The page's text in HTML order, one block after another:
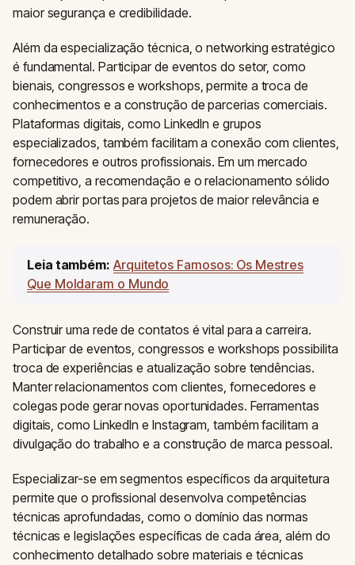
maior segurança e credibilidade.
Além da especialização técnica, o networking estratégico
é fundamental. Participar de eventos do setor, como
bienais, congressos e workshops, permite a troca de
conhecimentos e a construção de parcerias comerciais.
Plataformas digitais, como LinkedIn e grupos
especializados, também facilitam a conexão com clientes,
fornecedores e outros profissionais. Em um mercado
competitivo, a recomendação e o relacionamento sólido
podem abrir portas para projetos de maior relevância e
remuneração.
Leia também: Arquitetos Famosos: Os Mestres
Que Moldaram o Mundo
Construir uma rede de contatos é vital para a carreira.
Participar de eventos, congressos e workshops possibilita
troca de experiências e atualização sobre tendências.
Manter relacionamentos com clientes, fornecedores e
colegas pode gerar novas oportunidades. Ferramentas
digitais, como LinkedIn e Instagram, também facilitam a
divulgação do trabalho e a construção de marca pessoal.
Especializar-se em segmentos específicos da arquitetura
permite que o profissional desenvolva competências
técnicas aprofundadas, como o domínio das normas
técnicas e legislações específicas de cada área, além do
conhecimento detalhado sobre materiais e técnicas